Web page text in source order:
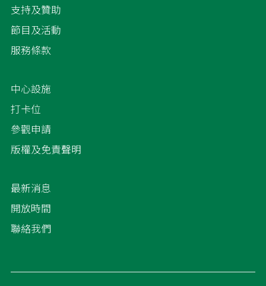
支持及贊助
節目及活動
服務條款
中心設施
打卡位
參觀申請
版權及免責聲明
最新消息
開放時間
聯絡我們